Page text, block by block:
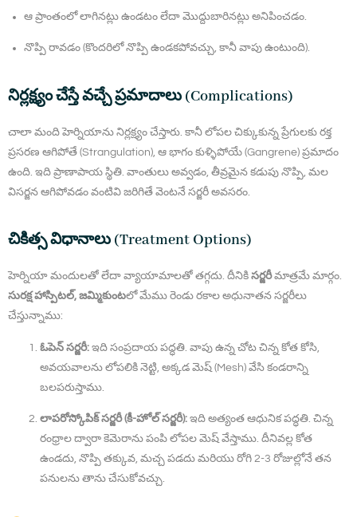
ఆ ప్రాంతంలో లాగినట్లు ఉండటం లేదా మొద్దుబారినట్లు అనిపించడం.
నొప్పి రావడం (కొందరిలో నొప్పి ఉండకపోవచ్చు, కానీ వాపు ఉంటుంది).
నిర్లక్ష్యం చేస్తే వచ్చే ప్రమాదాలు (Complications)
చాలా మంది హెర్నియాను నిర్లక్ష్యం చేస్తారు. కానీ లోపల చిక్కుకున్న ప్రేగులకు రక్త
ప్రసరణ ఆగిపోతే (Strangulation), ఆ భాగం కుళ్ళిపోయే (Gangrene) ప్రమాదం
ఉంది. ఇది ప్రాణాపాయ స్థితి. వాంతులు అవ్వడం, తీవ్రమైన కడుపు నొప్పి, మల
విసర్జన ఆగిపోవడం వంటివి జరిగితే వెంటనే సర్జరీ అవసరం.
చికిత్స విధానాలు (Treatment Options)
హెర్నియా మందులతో లేదా వ్యాయామాలతో తగ్గదు. దీనికి సర్జరీమాత్రమే మార్గం.
సురక్ష హాస్పిటల్, జమ్మికుంటలో మేము రెండు రకాల అధునాతన సర్జరీలు
చేస్తున్నాము:
ఓపెన్ సర్జరీ: ఇది సంప్రదాయ పద్ధతి. వాపు ఉన్న చోట చిన్న కోత కోసి,
అవయవాలను లోపలికి నెట్టి, అక్కడ మెష్ (Mesh) వేసి కండరాన్ని
బలపరుస్తాము.
లాపరోస్కోపిక్ సర్జరీ (కీ-హోల్ సర్జరీ): ఇది అత్యంత ఆధునిక పద్ధతి. చిన్న
రంధ్రాల ద్వారా కెమెరాను పంపి లోపల మెష్ వేస్తాము. దీనివల్ల కోత
ఉండదు, నొప్పి తక్కువ, మచ్చ పడదు మరియు రోగి 2-3 రోజుల్లోనే తన
పనులను తాను చేసుకోవచ్చు.